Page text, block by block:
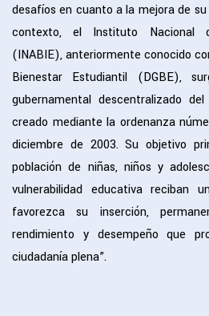
desafíos en cuanto a la mejora de
contexto, el Instituto Nacional
(INABIE), anteriormente conocido
Bienestar Estudiantil (DGBE),
gubernamental descentralizado
creado mediante la ordenanza
diciembre de 2003. Su objetivo
población de niñas, niños y
vulnerabilidad educativa reciban
favorezca su inserción,
rendimiento y desempeño que
ciudadanía plena”.